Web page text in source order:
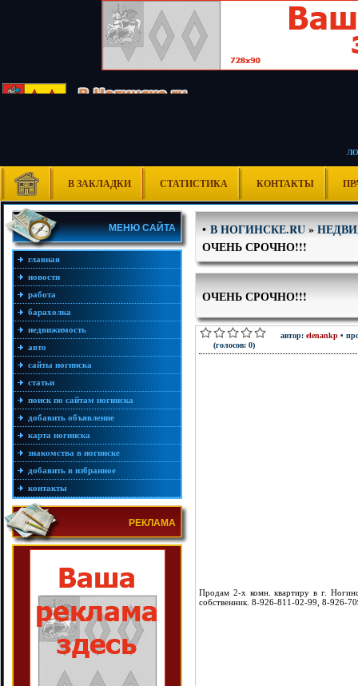
В ЗАКЛАДКИ СТАТИСТИКА КОНТАКТЫ
МЕНЮ САЙТА
главная
новости
работа
барахолка
недвижимость
авто
сайты ногинска
статьи
поиск по сайтам ногинска
добавить объявление
карта ногинска
знакомства в ногинске
добавить в избранное
контакты
РЕКЛАМА
•В НОГИНСКЕ.RU»
ОЧЕНЬ СРОЧНО!!!
ОЧЕНЬ СРОЧНО!!!
(голосов: 0)
автор: elenankp •
Продам 2-х комн. квартиру в г.
собственник. 8-926-811-02-99, 8-926-